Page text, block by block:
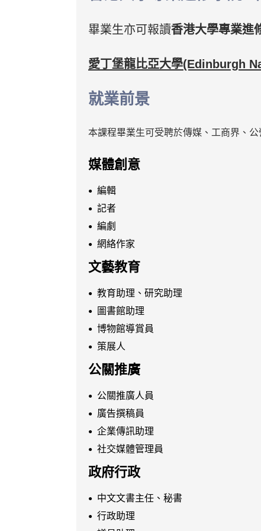
畢業生亦可報讀香港大學專業進
愛丁堡龍比亞大學(Edinburgh
就業前景
本課程畢業生可受聘於傳媒、工商界、
媒體創意
編輯
記者
編劇
網絡作家
文藝教育
教育助理、研究助理
圖書館助理
博物館導賞員
策展人
公關推廣
公關推廣人員
廣告撰稿員
企業傳訊助理
社交媒體管理員
政府行政
中文文書主任、秘書
行政助理